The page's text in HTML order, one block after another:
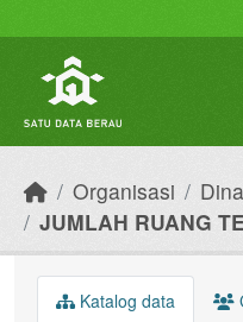
Organisasi
JUMLAH RUANG
Katalog data